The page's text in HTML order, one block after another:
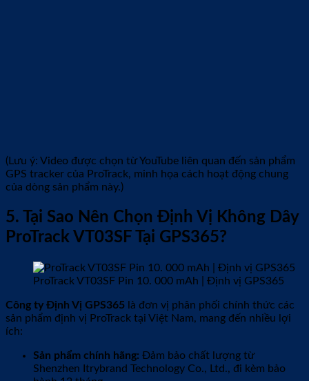
(Lưu ý: Video được chọn từ YouTube liên quan đến sản phẩm
GPS tracker của ProTrack, minh họa cách hoạt động chung
của dòng sản phẩm này.)
5. Tại Sao Nên Chọn Định Vị Không Dây
ProTrack VT03SF Tại GPS365?
ProTrack VT03SF Pin 10. 000 mAh | Định vị GPS365
Công ty Định Vị GPS365 là đơn vị phân phối chính thức các
sản phẩm định vị ProTrack tại Việt Nam, mang đến nhiều lợi
ích:
Sản phẩm chính hãng: Đảm bảo chất lượng từ
Shenzhen Itrybrand Technology Co., Ltd., đi kèm bảo